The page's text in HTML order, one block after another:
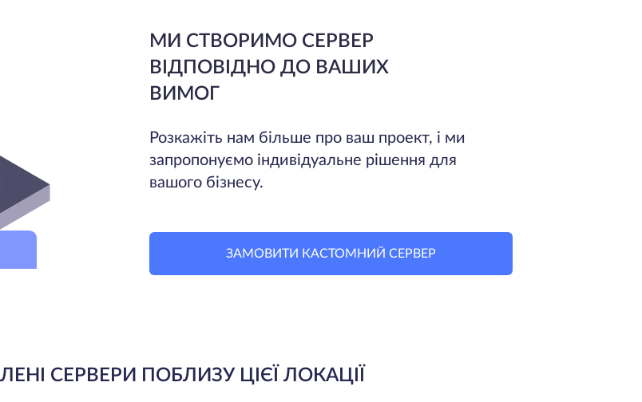
МИ СТВОРИМО СЕРВЕР
ВІДПОВІДНО ДО ВАШИХ
ВИМОГ
Розкажіть нам більше про ваш проект, і ми
запропонуємо індивідуальне рішення для
вашого бізнесу.
ЗАМОВИТИ КАСТОМНИЙ СЕРВЕР
СЕРВЕРИ ПОБЛИЗУ ЦІЄЇ ЛОКАЦІЇ